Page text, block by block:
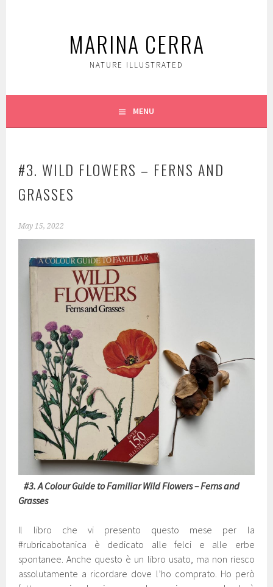
MARINA CERRA
NATURE ILLUSTRATED
MENU
#3. WILD FLOWERS – FERNS AND
GRASSES
May 15, 2022
#3. A Colour Guide to Familiar Wild Flowers – Ferns and
Grasses
Il libro che vi presento questo mese per la
#rubricabotanica è dedicato alle felci e alle erbe
spontanee. Anche questo è un libro usato, ma non riesco
assolutamente a ricordare dove l’ho comprato. Ho però